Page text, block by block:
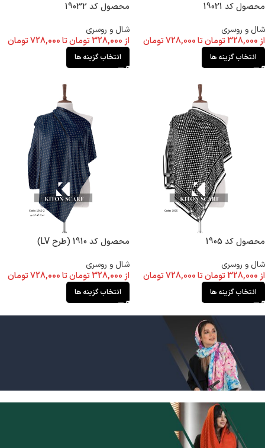
محصول کد 19021
شال و روسری
از328,000تومانتا728,000تومان
انتخاب گزینه ها
محصول کد 19032
شال و روسری
از328,000تومانتا728,000تومان
انتخاب گزینه ها
محصول کد 1905
شال و روسری
از 328,000تومانتا728,000تومان
انتخاب گزینه ها
محصول کد 1910 (طرح LV)
شال و روسری
از 328,000تومانتا728,000تومان
انتخاب گزینه ها
کیتون
شال و روسری